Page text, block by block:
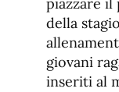
piazzare il
della
giovani
inseriti al